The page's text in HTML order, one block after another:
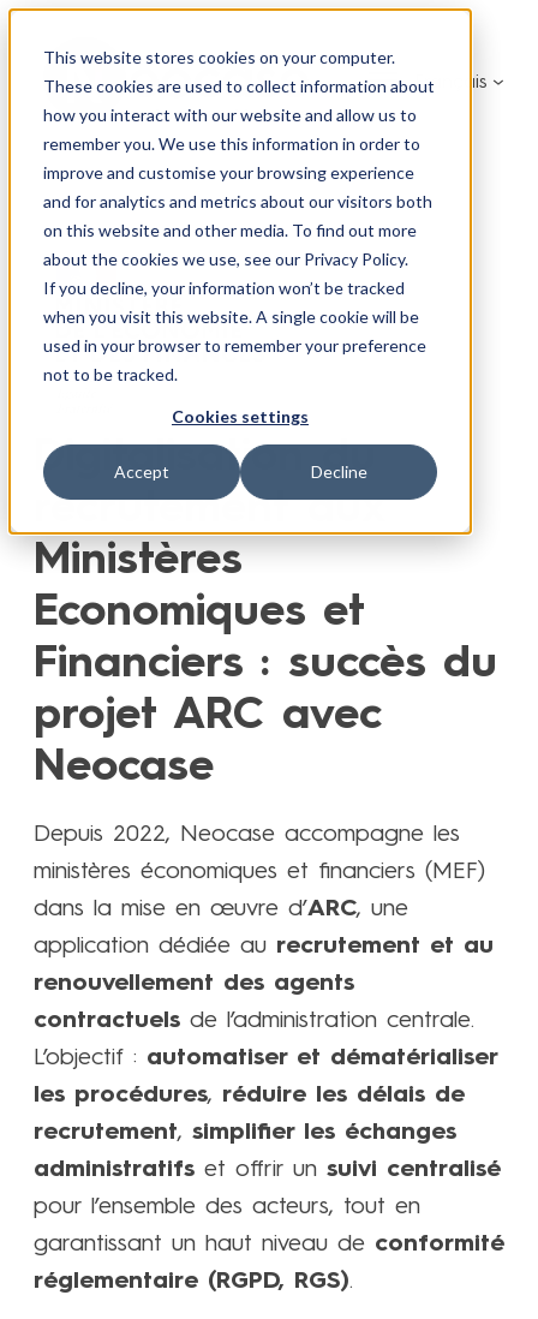
This website stores cookies on your computer.
These cookies are used to collect information about
how you interact with our website and allow us to
remember you. We use this information in order to
improve and customise your browsing experience
and for analytics and metrics about our visitors both
on this website and other media. To find out more
about the cookies we use, see our Privacy Policy.
If you decline, your information won’t be tracked
when you visit this website. A single cookie will be
used in your browser to remember your preference
not to be tracked.
Cookies settings
Accept Decline
Français
Digitalisation du
recrutement aux
Ministères
Economiques et
Financiers : succès du
projet ARC avec
Neocase
Depuis 2022, Neocase accompagne les
ministères économiques et financiers (MEF)
dans la mise en œuvre d’ARC, une
application dédiée au recrutement et au
renouvellement des agents
contractuels de l’administration centrale.
L’objectif : automatiser et dématérialiser
les procédures, réduire les délais de
recrutement, simplifier les échanges
administratifs et offrir un suivi centralisé
pour l’ensemble des acteurs, tout en
garantissant un haut niveau de conformité
réglementaire (RGPD, RGS).